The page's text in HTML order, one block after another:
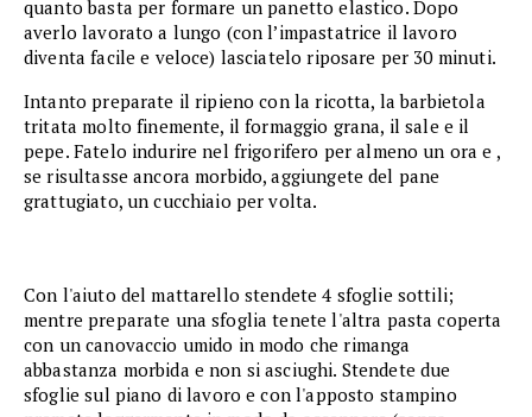
quanto basta per formare un panetto elastico. Dopo
averlo lavorato a lungo (con l’impastatrice il lavoro
diventa facile e veloce) lasciatelo riposare per 30 minuti.
Intanto preparate il ripieno con la ricotta, la barbietola
tritata molto finemente, il formaggio grana, il sale e il
pepe. Fatelo indurire nel frigorifero per almeno un ora e ,
se risultasse ancora morbido, aggiungete del pane
grattugiato, un cucchiaio per volta.
Con l'aiuto del mattarello stendete 4 sfoglie sottili;
mentre preparate una sfoglia tenete l'altra pasta coperta
con un canovaccio umido in modo che rimanga
abbastanza morbida e non si asciughi. Stendete due
sfoglie sul piano di lavoro e con l'apposto stampino